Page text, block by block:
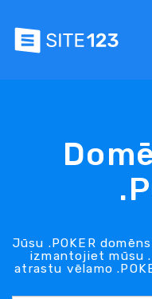
Jūsu .POKER
izmantojiet mūsu
atrastu vēlamo